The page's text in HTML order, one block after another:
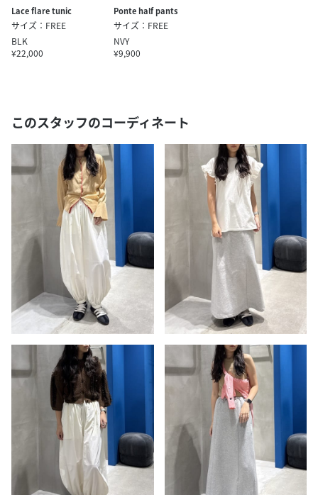
Lace flare tunic
サイズ：FREE
BLK
¥22,000
Ponte half pants
サイズ：FREE
NVY
¥9,900
このスタッフのコーディネート